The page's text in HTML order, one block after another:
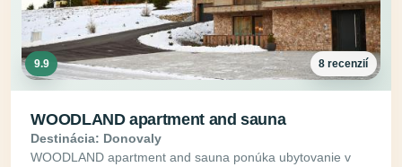
9.9 8 recenzií
WOODLAND apartment and sauna
Destinácia: Donovaly
WOODLAND apartment and sauna ponúka ubytovanie v